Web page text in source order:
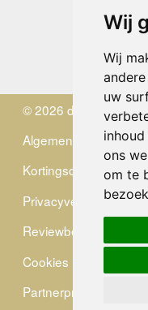
Wij
Wij
uw
ons
om te
Donderdag
Vrijdag
© 2026 de Zwerver
Algemene
Kortingscode
Privacyverklaring
Reviewbeleid
Cookies
Partnerprogramma